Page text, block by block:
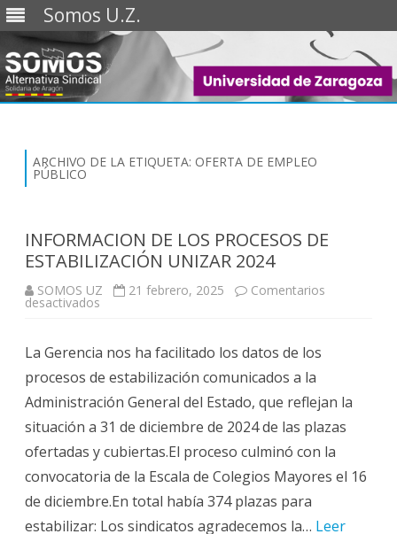
Somos U.Z.
Saltar
ARCHIVO DE LA ETIQUETA: OFERTA DE EMPLEO
PÚBLICO
INFORMACION DE LOS PROCESOS DE
ESTABILIZACIÓN UNIZAR 2024
SOMOS UZ 21 febrero, 2025 Comentarios
desactivados
PROCESOS
DE
ESTABILIZACIÓN
UNIZAR
2024
La Gerencia nos ha facilitado los datos de los
procesos de estabilización comunicados a la
Administración General del Estado, que reflejan la
situación a 31 de diciembre de 2024 de las plazas
ofertadas y cubiertas.El proceso culminó con la
convocatoria de la Escala de Colegios Mayores el 16
de diciembre.En total había 374 plazas para
estabilizar: Los sindicatos agradecemos la… Leer